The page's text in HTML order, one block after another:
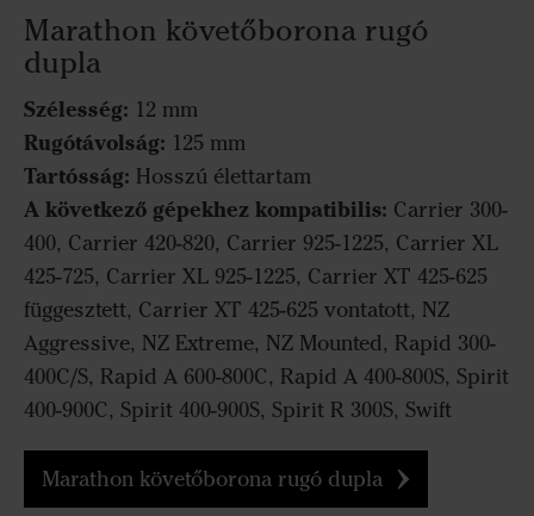
Marathon követőborona rugó
dupla
Szélesség: 12 mm
Rugótávolság: 125 mm
Tartósság: Hosszú élettartam
A következő gépekhez kompatibilis: Carrier 300-
400, Carrier 420-820, Carrier 925-1225, Carrier XL
425-725, Carrier XL 925-1225, Carrier XT 425-625
függesztett, Carrier XT 425-625 vontatott, NZ
Aggressive, NZ Extreme, NZ Mounted, Rapid 300-
400C/S, Rapid A 600-800C, Rapid A 400-800S, Spirit
400-900C, Spirit 400-900S, Spirit R 300S, Swift
Marathon követőborona rugó dupla